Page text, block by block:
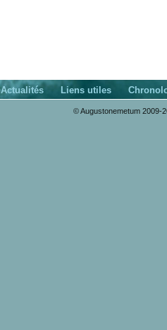
Actualités Liens utiles
© Augustonemetum 2009-